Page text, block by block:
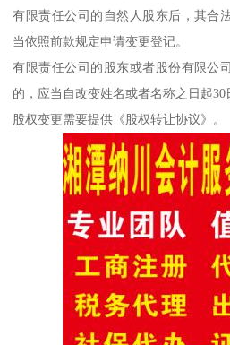
有限责任公司的自然人股东后，其合
当依照前款规定申请变更登记。
有限责任公司的股东或者股份有限公
的，应当自改变姓名或者名称之日起30
股权变更需要提供《股权转让协议》。